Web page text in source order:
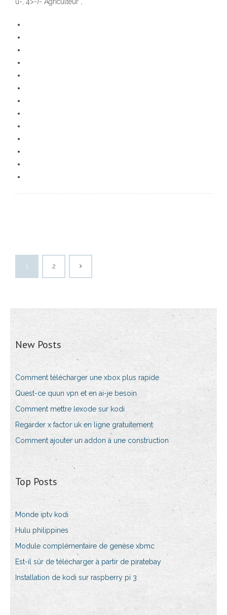
1 2
New Posts
Comment télécharger une xbox plus rapide
Quest-ce quun vpn et en ai-je besoin
Comment mettre lexode sur kodi
Regarder x factor uk en ligne gratuitement
Comment ajouter un addon à une construction
Top Posts
Monde iptv kodi
Hulu philippines
Module complémentaire de genèse xbmc
Est-il sûr de télécharger à partir de piratebay
Installation de kodi sur raspberry pi 3